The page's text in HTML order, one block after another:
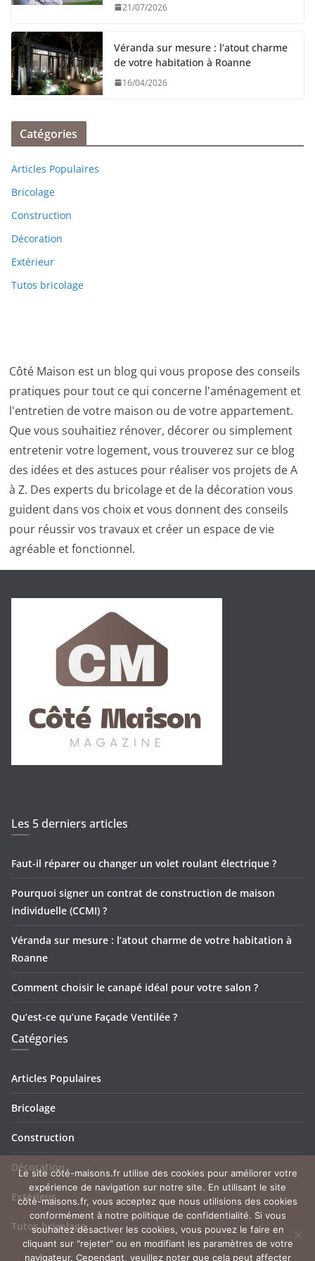
21/07/2026
Véranda sur mesure : l’atout charme
de votre habitation à Roanne
16/04/2026
Catégories
Articles Populaires
Bricolage
Construction
Décoration
Extérieur
Tutos bricolage
Côté Maison est un blog qui vous propose des conseils
pratiques pour tout ce qui concerne l'aménagement et
l'entretien de votre maison ou de votre appartement.
Que vous souhaitiez rénover, décorer ou simplement
entretenir votre logement, vous trouverez sur ce blog
des idées et des astuces pour réaliser vos projets de A
à Z. Des experts du bricolage et de la décoration vous
guident dans vos choix et vous donnent des conseils
pour réussir vos travaux et créer un espace de vie
agréable et fonctionnel.
Les 5 derniers articles
Faut-il réparer ou changer un volet roulant électrique ?
Pourquoi signer un contrat de construction de maison
individuelle (CCMI) ?
Véranda sur mesure : l’atout charme de votre habitation à
Roanne
Comment choisir le canapé idéal pour votre salon ?
Qu’est-ce qu’une Façade Ventilée ?
Catégories
Articles Populaires
Bricolage
Construction
Décoration
Extérieur
Tutos bricolage
Le site côté-maisons.fr utilise des cookies pour améliorer votre
expérience de navigation sur notre site. En utilisant le site
côté-maisons.fr, vous acceptez que nous utilisions des cookies
conformément à notre politique de confidentialité. Si vous
souhaitez désactiver les cookies, vous pouvez le faire en
cliquant sur "rejeter" ou en modifiant les paramètres de votre
navigateur. Cependant, veuillez noter que cela peut affecter